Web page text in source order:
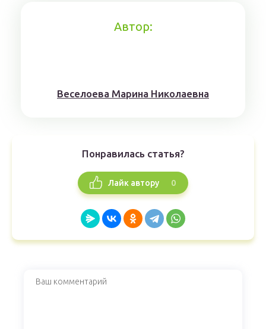
Автор:
Веселоева Марина Николаевна
Понравилась статья?
Лайк автору 0